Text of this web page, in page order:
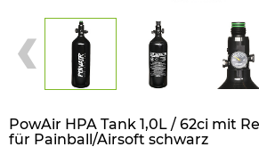
PowAir HPA Tank 1,0L / 62ci mit
für Painball/Airsoft schwarz